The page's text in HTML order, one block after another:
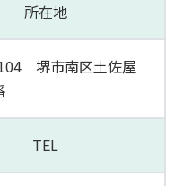
所在地
堺市南区土佐屋
TEL